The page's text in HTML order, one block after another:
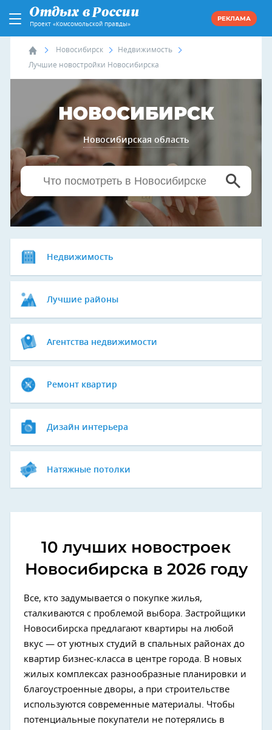
Проект «Комсомольской правды»
РЕКЛАМА
Новосибирск Недвижимость
Лучшие новостройки Новосибирска
НОВОСИБИРСК
Новосибирская область
Недвижимость
Лучшие районы
Агентства недвижимости
Ремонт квартир
Дизайн интерьера
Натяжные потолки
10 лучших новостроек
Новосибирска в 2026 году
Все, кто задумывается о покупке жилья,
сталкиваются с проблемой выбора. Застройщики
Новосибирска предлагают квартиры на любой
вкус — от уютных студий в спальных районах до
квартир бизнес-класса в центре города. В новых
жилых комплексах разнообразные планировки и
благоустроенные дворы, а при строительстве
используются современные материалы. Чтобы
потенциальные покупатели не потерялись в